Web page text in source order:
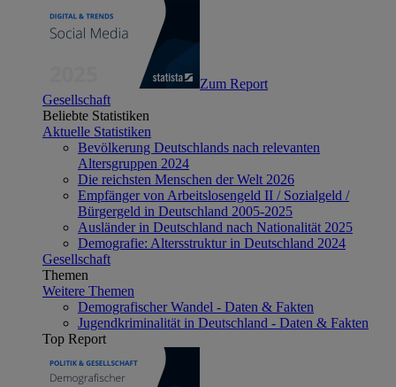
Zum Report
Gesellschaft
Beliebte Statistiken
Aktuelle Statistiken
Bevölkerung Deutschlands nach relevanten
Altersgruppen 2024
Die reichsten Menschen der Welt 2026
Empfänger von Arbeitslosengeld II / Sozialgeld /
Bürgergeld in Deutschland 2005-2025
Ausländer in Deutschland nach Nationalität 2025
Demografie: Altersstruktur in Deutschland 2024
Gesellschaft
Themen
Weitere Themen
Demografischer Wandel - Daten & Fakten
Jugendkriminalität in Deutschland - Daten & Fakten
Top Report